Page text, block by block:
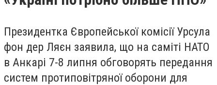
Президентка Європейської комісії Урсула
фон дер Ляєн заявила, що на саміті НАТО
в Анкарі 7-8 липня обговорять передання
систем протиповітряної оборони для